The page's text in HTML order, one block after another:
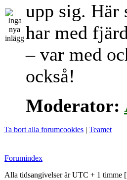
upp sig. Här
har med
– var med
också!
Moderator:
Ta bort alla forumcookies | Teamet
Forumindex
Alla tidsangivelser är UTC + 1 timme [